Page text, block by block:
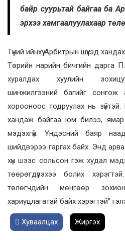
байр суурьтай байгаа ба
эрхээ хамгаалуулахаар
Түүний ийнхүү Арбитрын шүүхэд
Төрийн нарийн бичгийн дарга
хуралдах хуулийн
шинжилгээний багийг сонгож
хорооноос тодруулах нь
хандаж байгаа юм билээ, ямар
мэдэхгүй. Үндэсний баяр
шийдвэрээ гаргах байх. Энд
хүн шээс сольсон гэж худал
төөрөгдүүлэхээ болих
төлөгчдийн мөнгөөр
хариуцлагатай байх хэрэгтэй”
Хуваалцах Жиргэх